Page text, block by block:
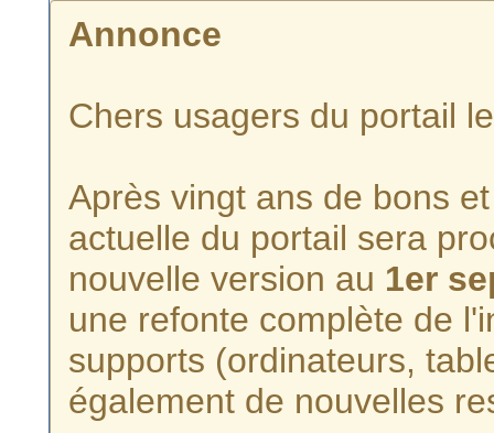
Annonce
Chers usagers du portail
Après vingt ans de bons
actuelle du portail sera
nouvelle version au 1er
une refonte complète de
supports (ordinateurs,
également de nouvelles